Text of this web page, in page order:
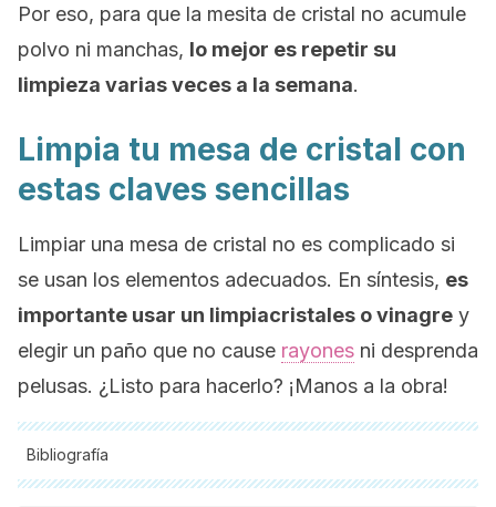
Por eso, para que la mesita de cristal no acumule
polvo ni manchas, lo mejor es repetir su
limpieza varias veces a la semana.
Limpia tu mesa de cristal con
estas claves sencillas
Limpiar una mesa de cristal no es complicado si
se usan los elementos adecuados. En síntesis, es
importante usar un limpiacristales o vinagre y
elegir un paño que no cause rayones ni desprenda
pelusas. ¿Listo para hacerlo? ¡Manos a la obra!
Bibliografía
Todas las fuentes citadas fueron revisadas a profundidad por